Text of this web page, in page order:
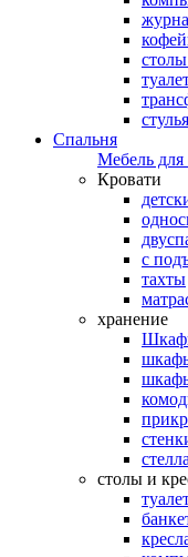
стулья
Спальня
Мебель для
Кровати
с
тахты
хранение
столы и